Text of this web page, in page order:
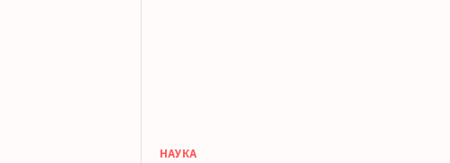
НАУКА